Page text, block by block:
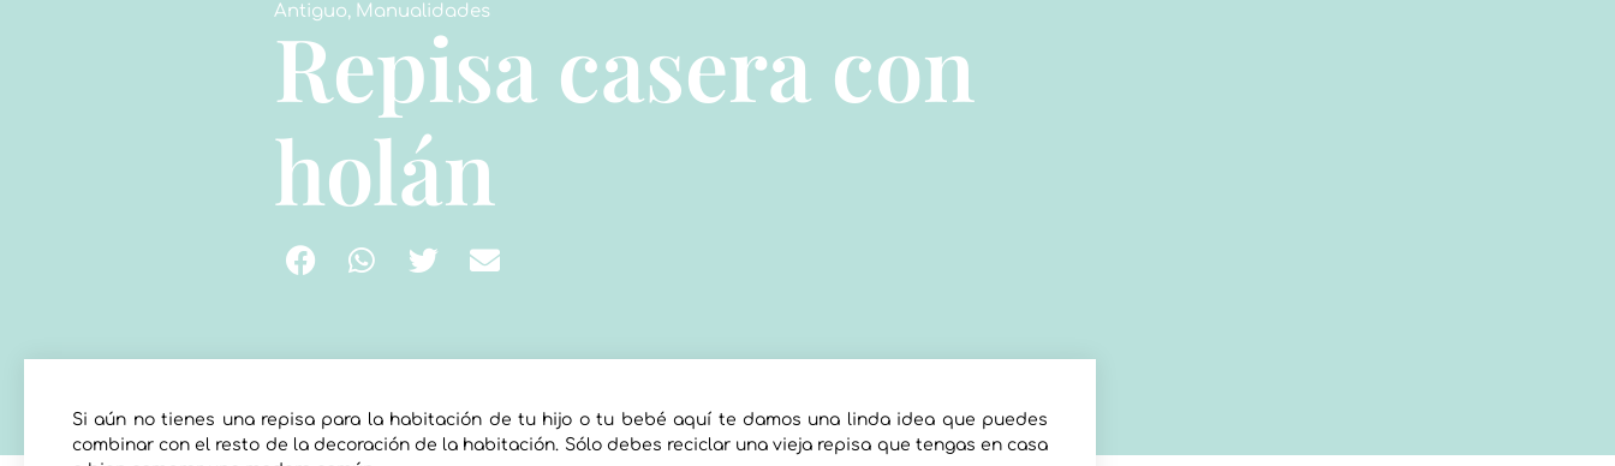
Antiguo, Manualidades
Repisa casera con
holán
Si aún no tienes una repisa para la habitación de tu hijo o tu bebé aquí te damos una linda idea que puedes
combinar con el resto de la decoración de la habitación. Sólo debes reciclar una vieja repisa que tengas en casa